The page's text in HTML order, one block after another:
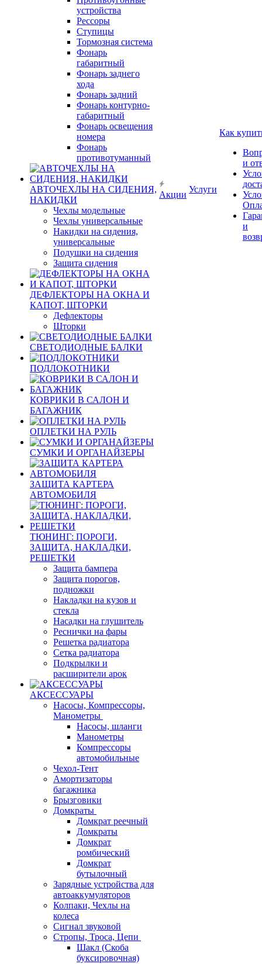
устройства
Рессоры
Ступицы
Тормозная система
Фонарь
габаритный
Фонарь заднего
хода
Фонарь задний
Фонарь контурно-
габаритный
Фонарь освещения
номера
Фонарь
противотуманный
АВТОЧЕХЛЫ НА СИДЕНИЯ,
НАКИДКИ
Чехлы модельные
Чехлы универсальные
Накидки на сидения,
универсальные
Подушки на сидения
Защита сидения
ДЕФЛЕКТОРЫ НА ОКНА И
КАПОТ, ШТОРКИ
Дефлекторы
Шторки
СВЕТОДИОДНЫЕ БАЛКИ
ПОДЛОКОТНИКИ
КОВРИКИ В САЛОН И
БАГАЖНИК
ОПЛЕТКИ НА РУЛЬ
СУМКИ И ОРГАНАЙЗЕРЫ
ЗАЩИТА КАРТЕРА
АВТОМОБИЛЯ
ТЮНИНГ: ПОРОГИ,
ЗАЩИТА, НАКЛАДКИ,
РЕШЕТКИ
Защита бампера
Защита порогов,
подножки
Накладки на кузов и
стекла
Насадки на глушитель
Реснички на фары
Решетка радиатора
Сетка радиатора
Подкрылки и
расширители арок
АКСЕССУАРЫ
Насосы, Компрессоры,
Манометры
Насосы, шланги
Манометры
Компрессоры
автомобильные
Чехол-Тент
Амортизаторы
багажника
Брызговики
Домкраты
Домкрат реечный
Домкраты
Домкрат
ромбический
Домкрат
бутылочный
Зарядные устройства для
автоаккумуляторов
Колпаки, Чехлы на
колеса
Сигнал звуковой
Стропы, Троса, Цепи
Шакл (Скоба
буксировочная)
Акции
Услуги
Как
и
и